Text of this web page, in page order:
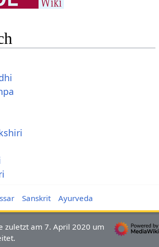
Sanskrit Ayurveda
zuletzt am 7. April 2020 um